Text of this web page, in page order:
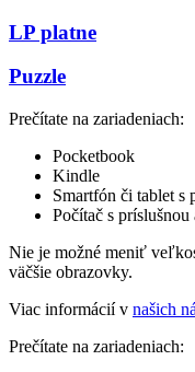
LP platne
Puzzle
Prečítate na zariadeniach:
Pocketbook
Kindle
Smartfón či tablet s
Počítač s
Nie je možné meniť
väčšie obrazovky.
Viac informácií v našich
Prečítate na zariadeniach: